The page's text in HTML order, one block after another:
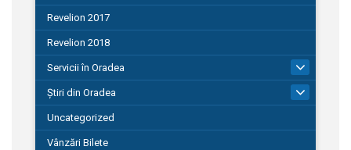
Revelion 2017
Revelion 2018
Servicii în Oradea
Știri din Oradea
Uncategorized
Vânzări Bilete